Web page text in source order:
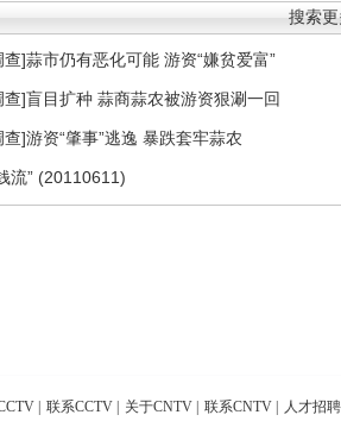
搜索
]蒜市仍有恶化可能 游资“嫌贫爱富”
]盲目扩种 蒜商蒜农被游资狠涮一回
]游资“肇事”逃逸 暴跌套牢蒜农
流” (20110611)
联系CCTV 关于CNTV 联系CNTV 人才招聘